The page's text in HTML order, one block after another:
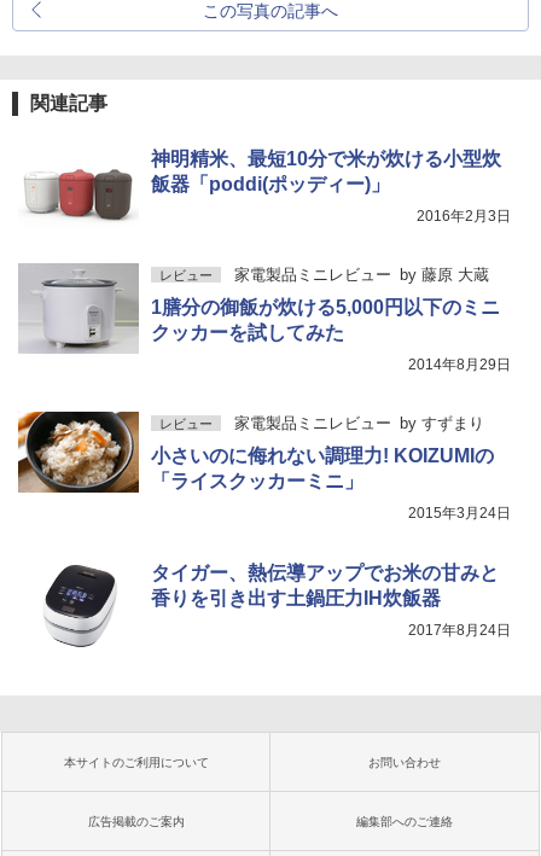
この写真の記事へ
関連記事
神明精米、最短10分で米が炊ける小型炊
飯器「poddi(ポッディー)」
2016年2月3日
レビュー 家電製品ミニレビュー by 藤原 大蔵
1膳分の御飯が炊ける5,000円以下のミニ
クッカーを試してみた
2014年8月29日
レビュー 家電製品ミニレビュー by すずまり
小さいのに侮れない調理力! KOIZUMIの
「ライスクッカーミニ」
2015年3月24日
タイガー、熱伝導アップでお米の甘みと
香りを引き出す土鍋圧力IH炊飯器
2017年8月24日
本サイトのご利用について お問い合わせ
広告掲載のご案内 編集部へのご連絡